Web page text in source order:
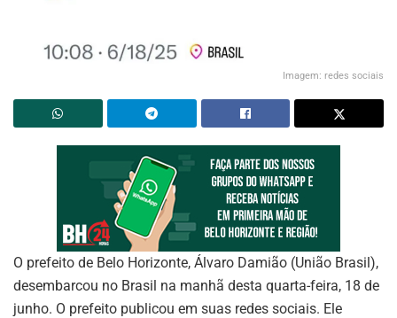
Imagem: redes sociais
O prefeito de Belo Horizonte, Álvaro Damião (União Brasil),
desembarcou no Brasil na manhã desta quarta-feira, 18 de
junho. O prefeito publicou em suas redes sociais. Ele